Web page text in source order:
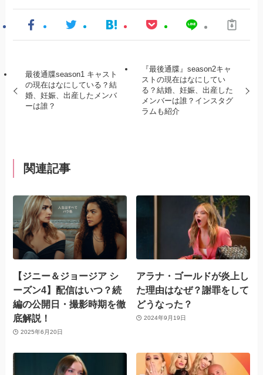
最後通牒season1 キャスト
の現在はなにしている？結
婚、妊娠、出産したメンバ
ーは誰？
『最後通牒』season2キャ
ストの現在はなにしてい
る？結婚、妊娠、出産した
メンバーは誰？インスタグ
ラムも紹介
関連記事
【ジニー＆ジョージア シ
ーズン4】配信はいつ？続
編の公開日・撮影時期を徹
底解説！
2025年6月20日
アラナ・ゴールドが炎上し
た理由はなぜ？謝罪をして
どうなった？
2024年9月19日